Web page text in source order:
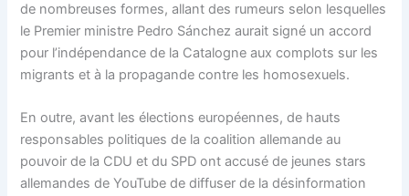
de nombreuses formes, allant des rumeurs selon lesquelles
le Premier ministre Pedro Sánchez aurait signé un accord
pour l’indépendance de la Catalogne aux complots sur les
migrants et à la propagande contre les homosexuels.
En outre, avant les élections européennes, de hauts
responsables politiques de la coalition allemande au
pouvoir de la CDU et du SPD ont accusé de jeunes stars
allemandes de YouTube de diffuser de la désinformation